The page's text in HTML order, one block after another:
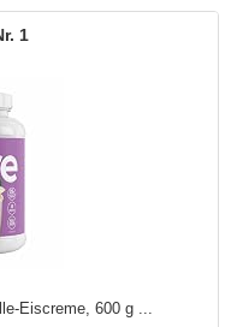
1
Eiscreme, 600 g ...